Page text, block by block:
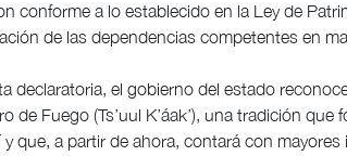
conforme a lo establecido en la Ley de
de las dependencias competentes en
declaratoria, el gobierno del estado
de Fuego (Ts’uul K’áak’), una tradición
y que, a partir de ahora, contará con